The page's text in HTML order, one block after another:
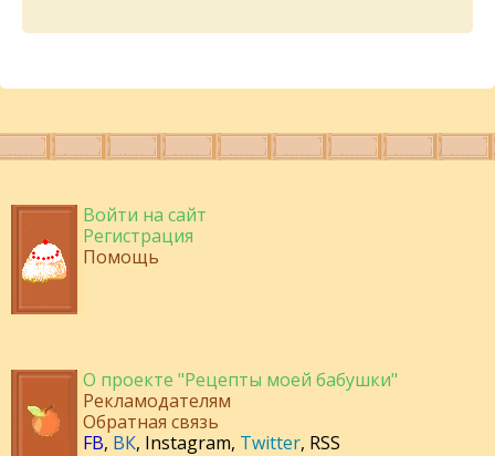
Войти на сайт
Регистрация
Помощь
О проекте "Рецепты моей бабушки"
Рекламодателям
Обратная связь
FB, ВК, Instagram, Twitter, RSS